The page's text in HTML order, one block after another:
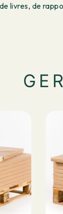
livres, de